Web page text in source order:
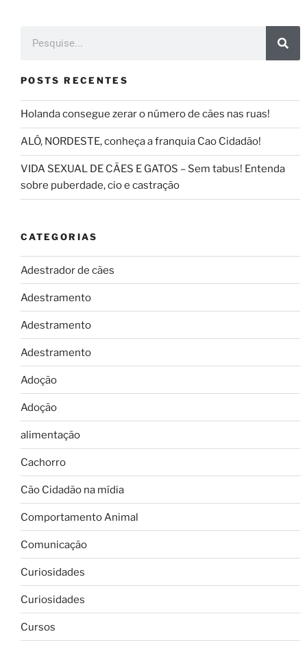
POSTS RECENTES
Holanda consegue zerar o número de cães nas ruas!
ALÔ, NORDESTE, conheça a franquia Cao Cidadão!
VIDA SEXUAL DE CÃES E GATOS – Sem tabus! Entenda
sobre puberdade, cio e castração
CATEGORIAS
Adestrador de cães
Adestramento
Adestramento
Adestramento
Adoção
Adoção
alimentação
Cachorro
Cão Cidadão na mídia
Comportamento Animal
Comunicação
Curiosidades
Curiosidades
Cursos